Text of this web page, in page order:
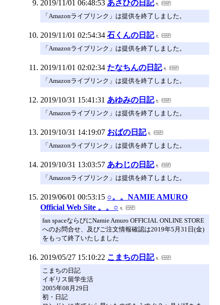
2019/11/01 06:48:53 あさひの日記
「Amazonライブリンク」は提供を終了しました。
2019/11/01 02:54:34 石くんの日記
「Amazonライブリンク」は提供を終了しました。
2019/11/01 02:02:34 たなちんの日記
「Amazonライブリンク」は提供を終了しました。
2019/10/31 15:41:31 あゆみの日記
「Amazonライブリンク」は提供を終了しました。
2019/10/31 14:19:07 おばの日記
「Amazonライブリンク」は提供を終了しました。
2019/10/31 13:03:57 あわじの日記
「Amazonライブリンク」は提供を終了しました。
2019/06/01 00:53:15 ○。。NAMIE AMURO
Official Web Site 。。○
fan spaceならびにNamie Amuro OFFICIAL ONLINE STORE
へのお問合せ、及びご注文情報確認は2019年5月31日(金)
をもって終了いたしました
2019/05/27 15:10:22 こまちの日記
こまちの日記
イギリス留学生活
2005年08月29日
初・日記